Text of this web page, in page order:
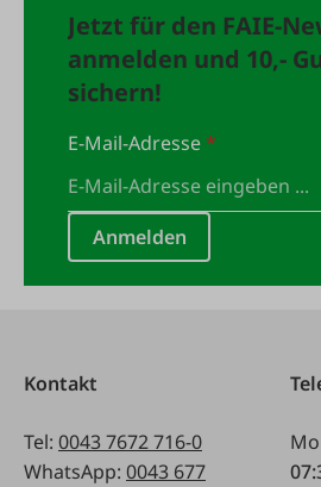
Jetzt für den FAIE-
anmelden und 10,-
sichern!
E-Mail-Adresse*
Anmelden
Kontakt
Tel: 0043 7672 716-0
WhatsApp: 0043 677